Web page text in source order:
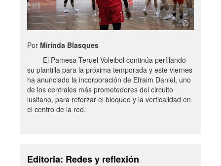
Por Mirinda Blasques
El Pamesa Teruel Voleibol continúa perfilando
su plantilla para la próxima temporada y este viernes
ha anunciado la incorporación de Efraim Daniel, uno
de los centrales más prometedores del circuito
lusitano, para reforzar el bloqueo y la verticalidad en
el centro de la red.
Editoria: Redes y reflexión